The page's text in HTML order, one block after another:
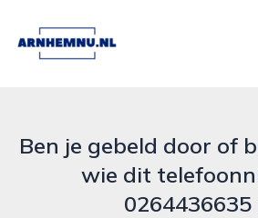
arnhemnu.nl
Ben je gebeld door of
wie dit
0264436635